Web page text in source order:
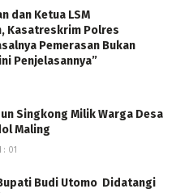
dan Ketua LSM
Kasatreskrim Polres
Pemerasan Bukan
Penjelasannya”
Singkong Milik Warga Desa
Maling
: 01
Budi Utomo Didatangi